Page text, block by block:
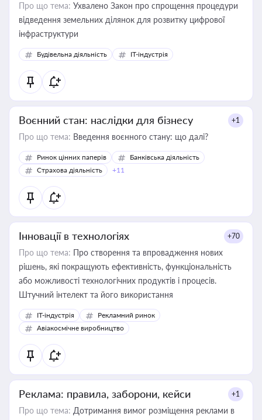
Про що тема: Ухвалено Закон про спрощення процедури
відведення земельних ділянок для розвитку цифрової
інфраструктури
Будівельна діяльність IT-індустрія
Воєнний стан: наслідки для бізнесу +1
Про що тема: Введення воєнного стану: що далі?
Ринок цінних паперів
Банківська діяльність
Страхова діяльність
+11
Інновації в технологіях +70
Про що тема: Про створення та впровадження нових
рішень, які покращують ефективність, функціональність
або можливості технологічних продуктів і процесів.
Штучний інтелект та його використання
IT-індустрія
Рекламний ринок
Авіакосмічне виробництво
Реклама: правила, заборони, кейси +1
Про що тема: Дотримання вимог розміщення реклами в